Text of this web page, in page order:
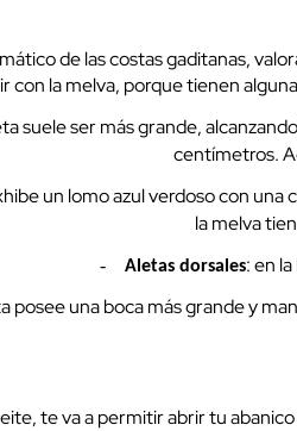
de las costas gaditanas,
con la melva, porque tienen
suele ser más grande,
centímetros.
un lomo azul verdoso con
la melva
- Aletas dorsales: en
posee una boca más grande y
te va a permitir abrir tu